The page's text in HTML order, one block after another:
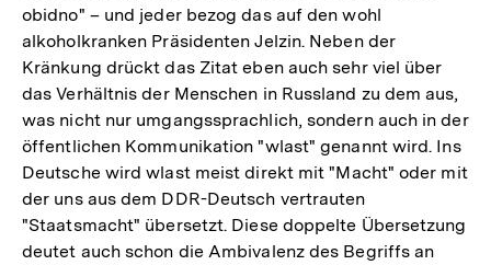
obidno" – und jeder bezog das auf den wohl
alkoholkranken Präsidenten Jelzin. Neben der
Kränkung drückt das Zitat eben auch sehr viel über
das Verhältnis der Menschen in Russland zu dem aus,
was nicht nur umgangssprachlich, sondern auch in der
öffentlichen Kommunikation "wlast" genannt wird. Ins
Deutsche wird wlast meist direkt mit "Macht" oder mit
der uns aus dem DDR-Deutsch vertrauten
"Staatsmacht" übersetzt. Diese doppelte Übersetzung
deutet auch schon die Ambivalenz des Begriffs an